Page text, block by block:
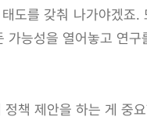
도를 갖춰 나가야겠
가능성을 열어놓고 연
책 제안을 하는 게 중